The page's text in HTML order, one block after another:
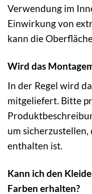
Verwendung im
Einwirkung von
kann die
Wird das
In der Regel wird
mitgeliefert. Bitte
um sicherzustellen,
enthalten ist.
Kann ich den
Farben erhalten?